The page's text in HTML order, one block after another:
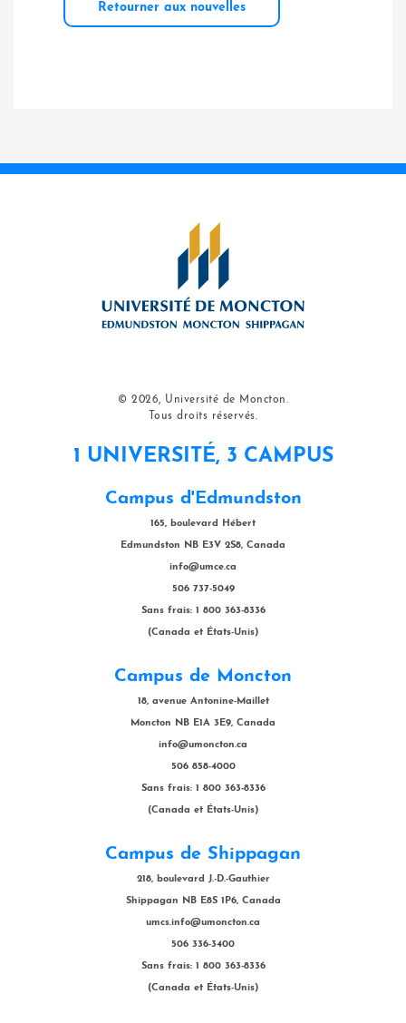
Retourner aux nouvelles
© 2026, Université de Moncton.
Tous droits réservés.
1 UNIVERSITÉ, 3 CAMPUS
Campus d'Edmundston
165, boulevard Hébert
Edmundston NB E3V 2S8, Canada
info@umce.ca
506 737-5049
Sans frais: 1 800 363-8336
(Canada et États-Unis)
Campus de Moncton
18, avenue Antonine-Maillet
Moncton NB E1A 3E9, Canada
info@umoncton.ca
506 858-4000
Sans frais: 1 800 363-8336
(Canada et États-Unis)
Campus de Shippagan
218, boulevard J.-D.-Gauthier
Shippagan NB E8S 1P6, Canada
umcs.info@umoncton.ca
506 336-3400
Sans frais: 1 800 363-8336
(Canada et États-Unis)